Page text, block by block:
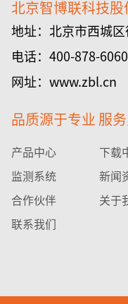
北京智博联科技股
地址：北京市西城
电话：400-878-6060
网址：www.zbl.cn
品质源于专业 服
产品中心 下载
监测系统 新闻
合作伙伴 关于
联系我们